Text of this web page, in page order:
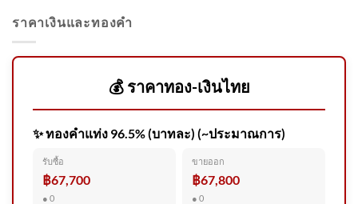
ราคาเงินและทองคำ
💰 ราคาทอง-เงินไทย
✨ ทองคำแท่ง 96.5% (บาทละ) (~ประมาณการ)
รับซื้อ
฿67,700
● 0
ขายออก
฿67,800
● 0